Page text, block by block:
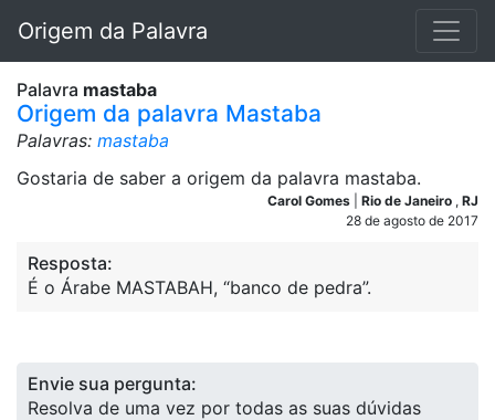
Origem da Palavra
Palavra mastaba
Origem da palavra Mastaba
Palavras: mastaba
Gostaria de saber a origem da palavra mastaba.
Carol Gomes Rio de Janeiro , RJ
28 de agosto de 2017
Resposta:
É o Árabe MASTABAH, “banco de pedra”.
Envie sua pergunta:
Resolva de uma vez por todas as suas dúvidas